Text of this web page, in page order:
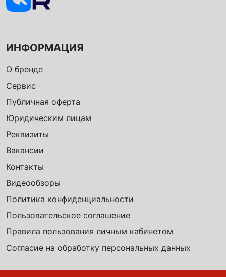
ИНФОРМАЦИЯ
О бренде
Сервис
Публичная оферта
Юридическим лицам
Реквизиты
Вакансии
Контакты
Видеообзоры
Политика конфиденциальности
Пользовательское соглашение
Правила пользования личным кабинетом
Согласие на обработку персональных данных